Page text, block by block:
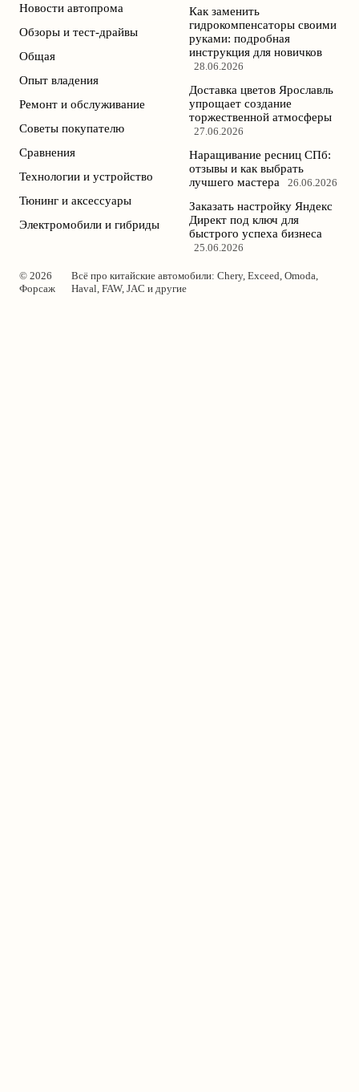
Новости автопрома
Обзоры и тест-драйвы
Общая
Опыт владения
Ремонт и обслуживание
Советы покупателю
Сравнения
Технологии и устройство
Тюнинг и аксессуары
Электромобили и гибриды
Как заменить
гидрокомпенсаторы своими
руками: подробная
инструкция для новичков
28.06.2026
Доставка цветов Ярославль
упрощает создание
торжественной атмосферы
27.06.2026
Наращивание ресниц СПб:
отзывы и как выбрать
лучшего мастера
26.06.2026
Заказать настройку Яндекс
Директ под ключ для
быстрого успеха бизнеса
25.06.2026
© 2026
Форсаж
Всё про китайские автомобили: Chery, Exceed, Omoda,
Haval, FAW, JAC и другие